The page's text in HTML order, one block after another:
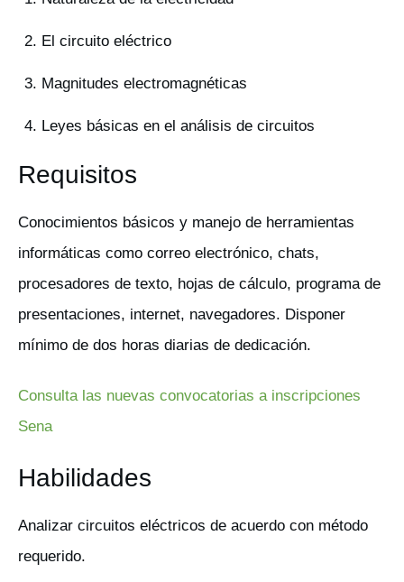
El circuito eléctrico
Magnitudes electromagnéticas
Leyes básicas en el análisis de circuitos
Requisitos
Conocimientos básicos y manejo de herramientas
informáticas como correo electrónico, chats,
procesadores de texto, hojas de cálculo, programa de
presentaciones, internet, navegadores. Disponer
mínimo de dos horas diarias de dedicación.
Consulta las nuevas convocatorias a inscripciones
Sena
Habilidades
Analizar circuitos eléctricos de acuerdo con método
requerido.